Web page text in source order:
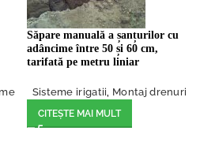
Săpare manuală a șanțurilor cu
adâncime între 50 și 60 cm,
tarifată pe metru liniar
Sisteme irigatii, Montaj drenuri
CITEȘTE MAI MULT